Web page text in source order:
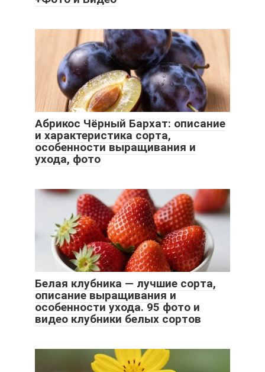
Абрикос Чёрный Бархат: описание
и характеристика сорта,
особенности выращивания и
ухода, фото
Белая клубника — лучшие сорта,
описание выращивания и
особенности ухода. 95 фото и
видео клубники белых сортов